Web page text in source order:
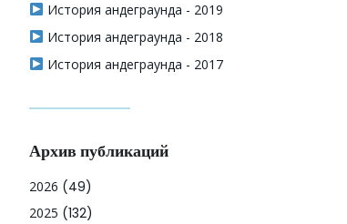
История андеграунда - 2019
История андеграунда - 2018
История андеграунда - 2017
Архив публикаций
2026 (49)
2025 (132)